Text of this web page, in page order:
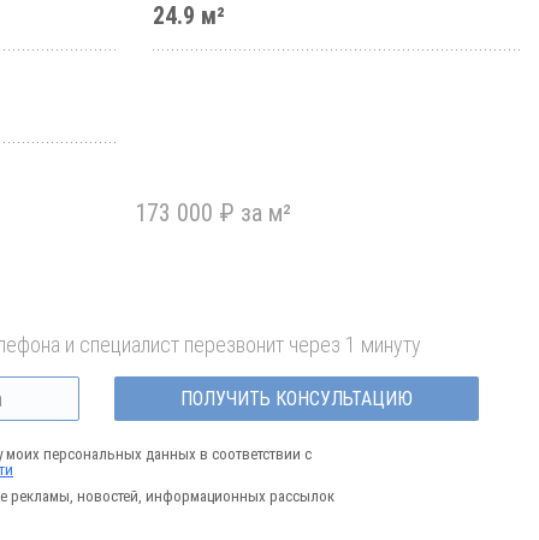
24.9 м²
173 000 ₽ за м²
и специалист перезвонит через 1 минуту
ПОЛУЧИТЬ КОНСУЛЬТАЦИЮ
моих персональных данных в соответствии с
рекламы, новостей, информационных рассылок